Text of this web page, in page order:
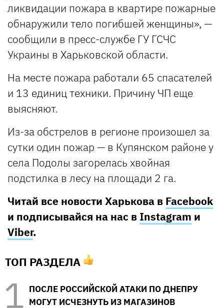
ликвидации пожара в квартире пожарные
обнаружили тело погибшей женщины», —
сообщили в пресс-службе ГУ ГСЧС
Украины в Харьковской области.
На месте пожара работали 65 спасателей
и 13 единиц техники. Причину ЧП еще
выясняют.
Из-за обстрелов в регионе произошел за
сутки один пожар — в Купянском районе у
села Подолы загорелась хвойная
подстилка в лесу на площади 2 га.
Читай все новости Харькова в Facebook
и подписывайся на нас в Instagram и
Viber.
ТОП РАЗДЕЛА
ПОСЛЕ РОССИЙСКОЙ АТАКИ ПО ДНЕПРУ
МОГУТ ИСЧЕЗНУТЬ ИЗ МАГАЗИНОВ